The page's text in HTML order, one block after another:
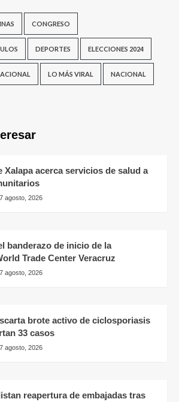
CONGRESO
DEPORTES ELECCIONES 2024
LO MÁS VIRAL NACIONAL
Xalapa acerca servicios de salud a
7 agosto, 2026
banderazo de inicio de la
Trade Center Veracruz
7 agosto, 2026
brote activo de ciclosporiasis
33 casos
7 agosto, 2026
reapertura de embajadas tras